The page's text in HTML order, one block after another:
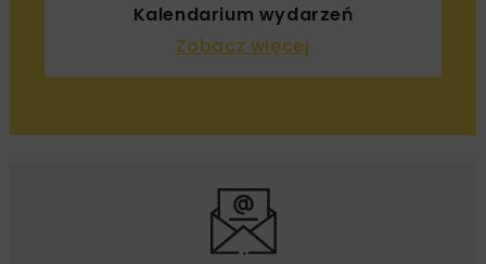
Kalendarium wydarzeń
Zobacz więcej